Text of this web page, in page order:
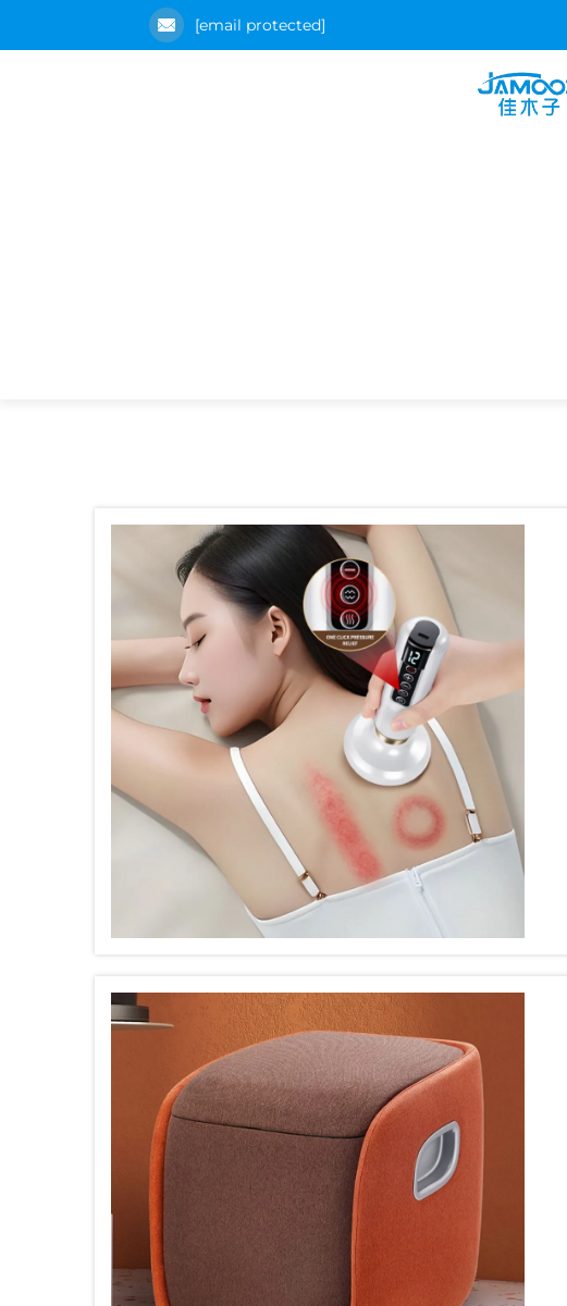
[email protected]